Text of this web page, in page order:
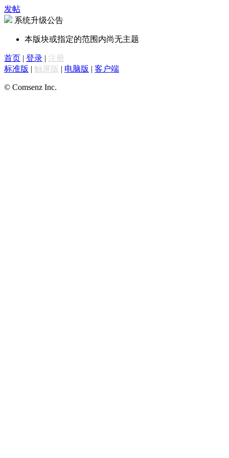
发帖
系统升级公告
本版块或指定的范围内尚无主题
首页 | 登录 | 注册
标准版 | 触屏版 | 电脑版 | 客户端
© Comsenz Inc.